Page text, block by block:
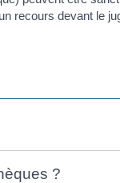
recours devant le
?